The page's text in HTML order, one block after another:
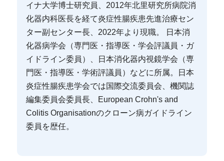
イナ大学博士研究員、2012年北里研究所病院消
化器内科医長を経て炎症性腸疾患先進治療セン
ター副センター長、2022年より現職。 日本消
化器病学会（専門医・指導医・学会評議員・ガ
イドライン委員）、日本消化器内視鏡学会（専
門医・指導医・学術評議員）などに所属。日本
炎症性腸疾患学会では国際交流委員会、機関誌
編集委員会委員長、European Crohn's and
Colitis Organisationのクローン病ガイドライン
委員を歴任。